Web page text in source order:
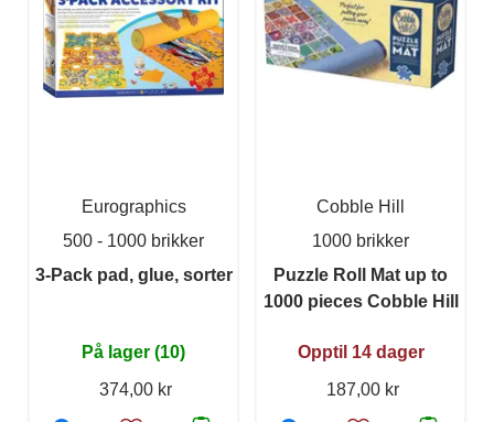
Eurographics
500 - 1000 brikker
3-Pack pad, glue, sorter
På lager (10)
374,00 kr
Cobble Hill
1000 brikker
Puzzle Roll Mat up to
1000 pieces Cobble Hill
Opptil 14 dager
187,00 kr